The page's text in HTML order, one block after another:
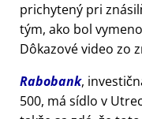
prichytený pri
tým, ako bol
Dôkazové video zo
Rabobank,
500, má sídlo v